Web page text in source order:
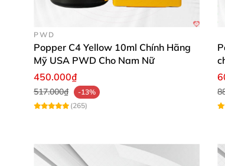
PWD
Popper C4 Yellow 10ml Chính Hãng
Mỹ USA PWD Cho Nam Nữ
450.000₫
517.000₫
-13%
(265)